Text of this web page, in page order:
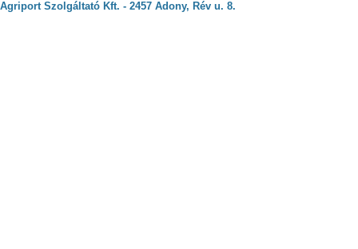
Agriport Szolgáltató Kft. - 2457 Adony, Rév u. 8.